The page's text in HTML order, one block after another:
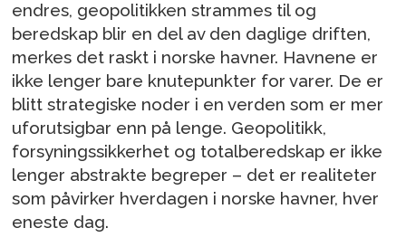
endres, geopolitikken strammes til og
beredskap blir en del av den daglige driften,
merkes det raskt i norske havner. Havnene er
ikke lenger bare knutepunkter for varer. De er
blitt strategiske noder i en verden som er mer
uforutsigbar enn på lenge. Geopolitikk,
forsyningssikkerhet og totalberedskap er ikke
lenger abstrakte begreper – det er realiteter
som påvirker hverdagen i norske havner, hver
eneste dag.